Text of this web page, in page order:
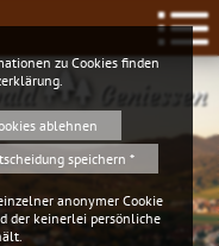
Geniessen
zu Cookies finden
ablehnen
speichern *
anonymer Cookie
der keinerlei persönliche